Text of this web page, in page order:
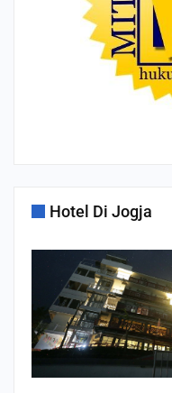
Hotel Di Jogja